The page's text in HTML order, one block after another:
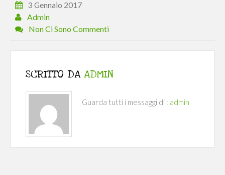
3 Gennaio 2017
Admin
Non Ci Sono Commenti
SCRITTO DA ADMIN
Guarda tutti i messaggi di : admin